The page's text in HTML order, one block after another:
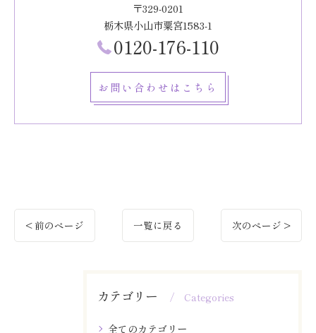
〒329-0201
栃木県小山市粟宮1583-1
0120-176-110
お問い合わせはこちら
< 前のページ 一覧に戻る 次のページ >
カテゴリー Categories
全てのカテゴリー